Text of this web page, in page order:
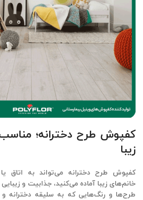
کفپوش طرح دخترانه؛
زیبا
کفپوش طرح دخترانه می‌تواند به اتاق
خانم‌های زیبا آماده می‌کنید، جذابیت و
طرح‌ها و رنگ‌هایی که به سلیقه دخترانه و